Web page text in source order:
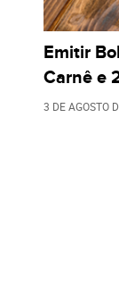
Emitir
Carnê e
3 DE AGOSTO